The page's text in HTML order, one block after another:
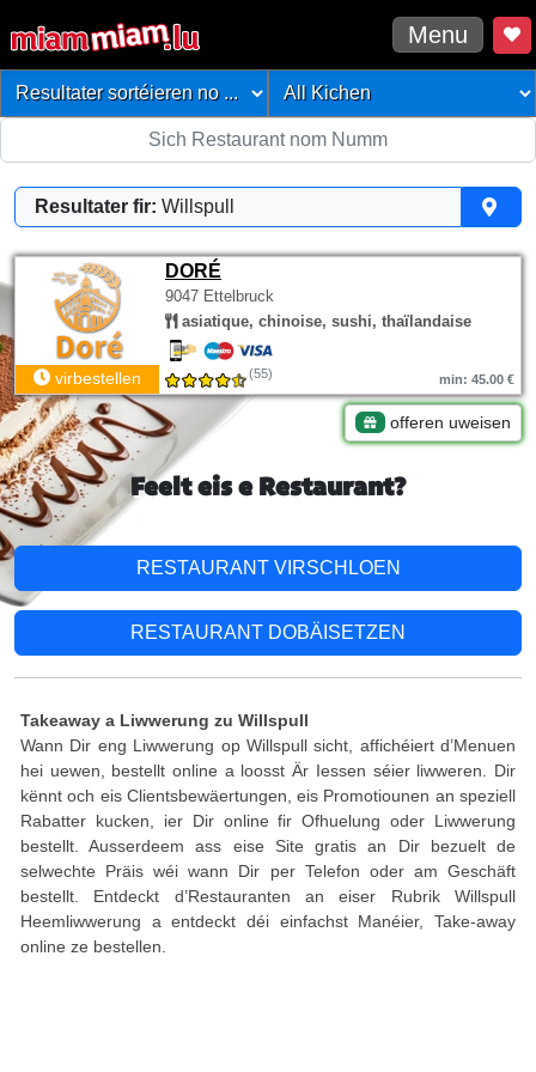
Menu
Resultater fir: Willspull
DORÉ
9047 Ettelbruck
asiatique, chinoise, sushi, thaïlandaise
virbestellen (55) min: 45.00 €
offeren uweisen
Feelt eis e Restaurant?
RESTAURANT VIRSCHLOEN
RESTAURANT DOBÄISETZEN
Takeaway a Liwwerung zu Willspull
Wann Dir eng Liwwerung op Willspull sicht, affichéiert d’Menuen
hei uewen, bestellt online a loosst Är Iessen séier liwweren. Dir
kënnt och eis Clientsbewäertungen, eis Promotiounen an speziell
Rabatter kucken, ier Dir online fir Ofhuelung oder Liwwerung
bestellt. Ausserdeem ass eise Site gratis an Dir bezuelt de
selwechte Präis wéi wann Dir per Telefon oder am Geschäft
bestellt. Entdeckt d’Restauranten an eiser Rubrik Willspull
Heemliwwerung a entdeckt déi einfachst Manéier, Take-away
online ze bestellen.